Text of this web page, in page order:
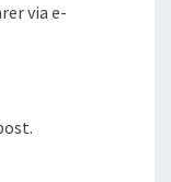
via e-